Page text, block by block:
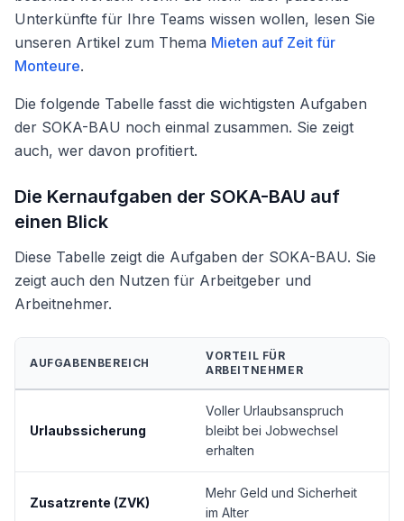
Unterkünfte für Ihre Teams wissen wollen, lesen Sie
unseren Artikel zum Thema Mieten auf Zeit für
Monteure.
Die folgende Tabelle fasst die wichtigsten Aufgaben
der SOKA-BAU noch einmal zusammen. Sie zeigt
auch, wer davon profitiert.
Die Kernaufgaben der SOKA-BAU auf
einen Blick
Diese Tabelle zeigt die Aufgaben der SOKA-BAU. Sie
zeigt auch den Nutzen für Arbeitgeber und
Arbeitnehmer.
AUFGABENBEREICH
VORTEIL FÜR
ARBEITNEHMER
Urlaubssicherung
Voller Urlaubsanspruch
bleibt bei Jobwechsel
erhalten
Zusatzrente (ZVK)
Mehr Geld und Sicherheit
im Alter